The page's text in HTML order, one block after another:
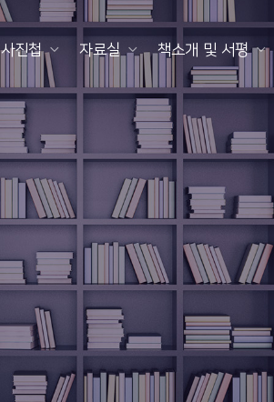
사진첩 자료실 책소개 및 서평